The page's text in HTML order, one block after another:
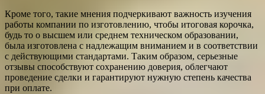
Кроме того, такие мнения подчеркивают важность изучения
работы компании по изготовлению, чтобы итоговая корочка,
будь то о высшем или среднем техническом образовании,
была изготовлена с надлежащим вниманием и в соответствии
с действующими стандартами. Таким образом, серьезные
отзывы способствуют сохранению доверия, облегчают
проведение сделки и гарантируют нужную степень качества
при оплате.